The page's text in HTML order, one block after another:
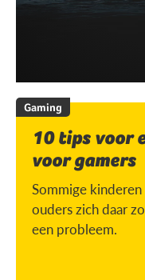
Gaming
10 tips voor
voor gamers
Sommige
ouders zich daar
een probleem.